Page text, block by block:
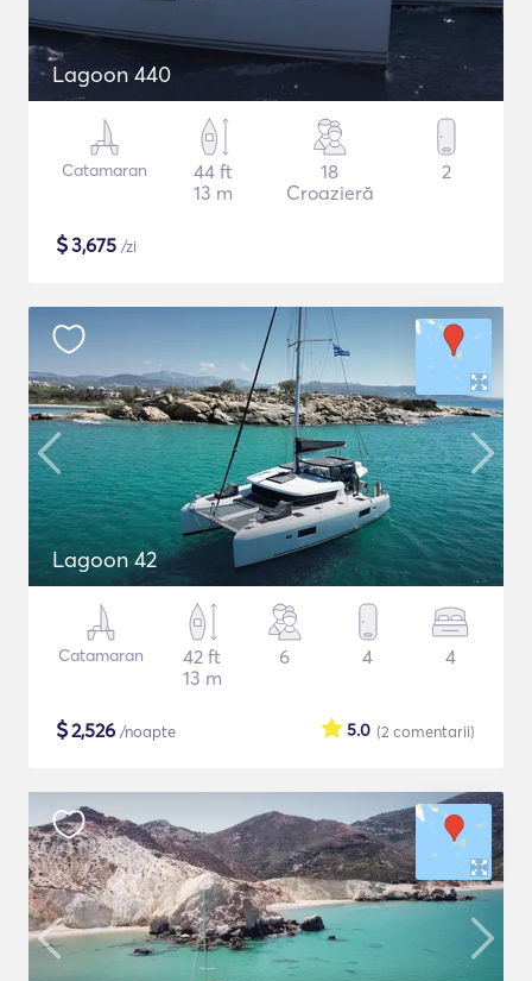
Lagoon 440
Catamaran
44 ft
13 m
18
Croazieră
2
$3,675 /zi
Lagoon 42
Catamaran
42 ft
13 m
6 4 4
$2,526 /noapte (2 comentarii)
5.0